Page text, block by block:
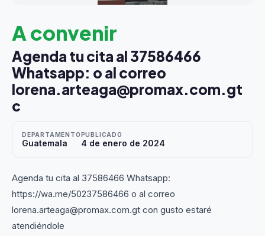
A convenir
Agenda tu cita al 37586466
Whatsapp: o al correo
lorena.arteaga@promax.com.gt
c
DEPARTAMENTO
Guatemala
PUBLICADO
4 de enero de 2024
Agenda tu cita al 37586466 Whatsapp:
https://wa.me/50237586466 o al correo
lorena.arteaga@promax.com.gt con gusto estaré
atendiéndole